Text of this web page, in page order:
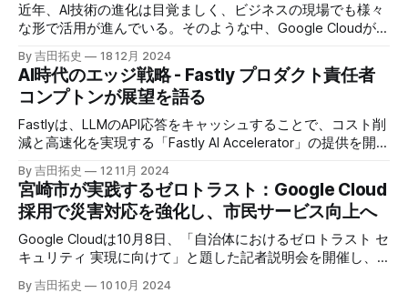
近年、AI技術の進化は目覚ましく、ビジネスの現場でも様々
な形で活用が進んでいる。そのような中、Google Cloudが新
たに発表したGoogle Agentspaceは、いま注目を集めるAIエ
ージェントがエンタープライズITを大きく変革する予兆と言
えるだろう。
By 吉田拓史 18 12月 2024
AI時代のエッジ戦略 - Fastly プロダクト責任者
コンプトンが展望を語る
Fastlyは、LLMのAPI応答をキャッシュすることで、コスト削
減と高速化を実現する「Fastly AI Accelerator」の提供を開始
した。キップ・コンプトン最高プロダクト責任者（CPO）
は、類似した質問への応答を再利用し、効率的な処理を可能
にすると説明した。さらに、コンプトンは、エッジコンピュ
ーティングの利点を活かしたパーソナライズや、エッジにお
けるGPUの経済性、セキュリティへの取り組みなど、Fastly
のAI戦略について語った。
By 吉田拓史 12 11月 2024
宮崎市が実践するゼロトラスト：Google Cloud
採用で災害対応を強化し、市民サービス向上へ
Google Cloudは10月8日、「自治体におけるゼロトラスト セ
キュリティ 実現に向けて」と題した記者説明会を開催し、
自治体向けにゼロトラストセキュリティ導入を支援するプロ
グラムを発表した。宮崎市の事例では、Google Workspace
By 吉田拓史 10 10月 2024